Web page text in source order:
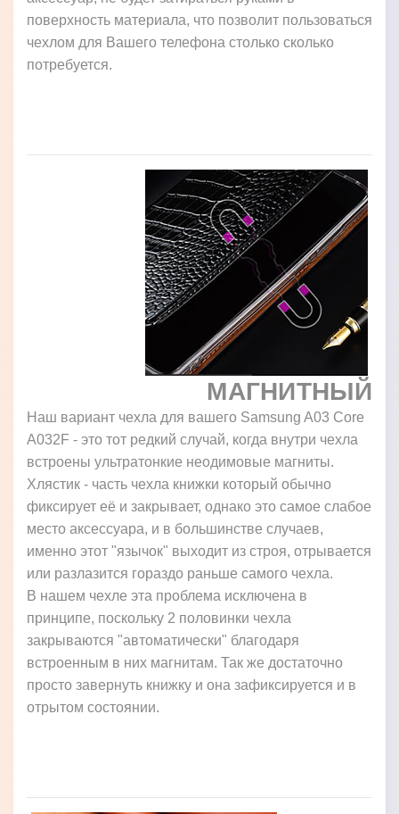
поверхность материала, что позволит пользоваться
чехлом для Вашего телефона столько сколько
потребуется.
МАГНИТНЫЙ
Наш вариант чехла для вашего Samsung A03 Core
A032F - это тот редкий случай, когда внутри чехла
встроены ультратонкие неодимовые магниты.
Хлястик - часть чехла книжки который обычно
фиксирует её и закрывает, однако это самое слабое
место аксессуара, и в большинстве случаев,
именно этот "язычок" выходит из строя, отрывается
или разлазится гораздо раньше самого чехла.
В нашем чехле эта проблема исключена в
принципе, поскольку 2 половинки чехла
закрываются "автоматически" благодаря
встроенным в них магнитам. Так же достаточно
просто завернуть книжку и она зафиксируется и в
отрытом состоянии.